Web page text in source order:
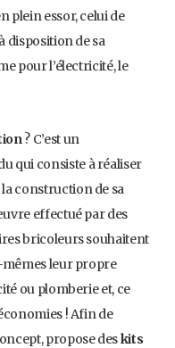
plein essor, celui de
disposition de sa
pour l’électricité, le
? C’est un
qui consiste à réaliser
construction de sa
effectué par des
bricoleurs souhaitent
leur propre
ou plomberie et, ce
! Afin de
propose deskits